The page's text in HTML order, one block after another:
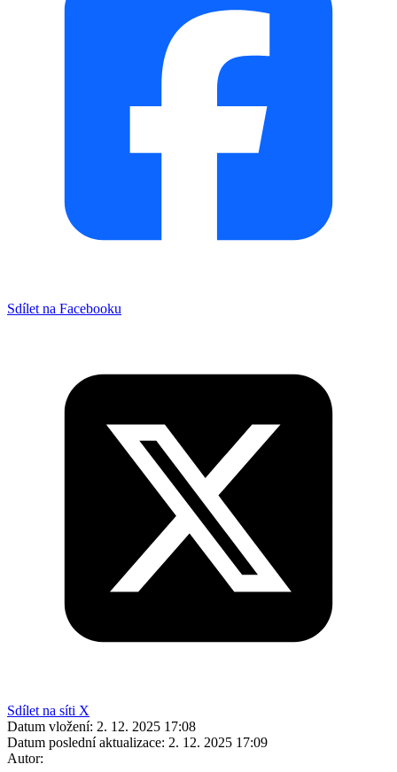
Sdílet na Facebooku
Sdílet na síti X
Datum vložení: 2. 12. 2025 17:08
Datum poslední aktualizace: 2. 12. 2025 17:09
Autor: